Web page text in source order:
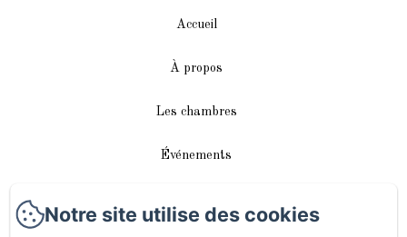
Accueil
À propos
Les chambres
Événements
Notre site utilise des cookies